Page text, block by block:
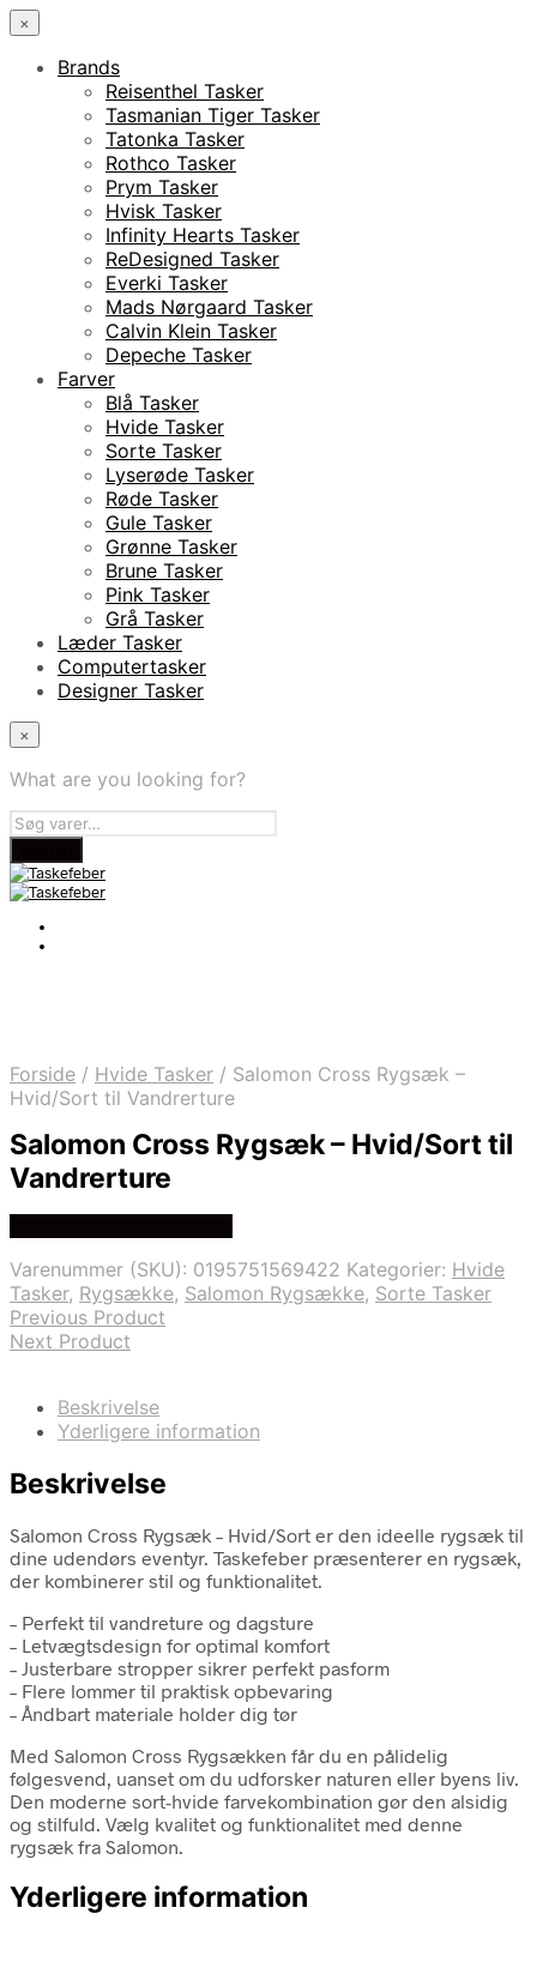
×
Brands
Reisenthel Tasker
Tasmanian Tiger Tasker
Tatonka Tasker
Rothco Tasker
Prym Tasker
Hvisk Tasker
Infinity Hearts Tasker
ReDesigned Tasker
Everki Tasker
Mads Nørgaard Tasker
Calvin Klein Tasker
Depeche Tasker
Farver
Blå Tasker
Hvide Tasker
Sorte Tasker
Lyserøde Tasker
Røde Tasker
Gule Tasker
Grønne Tasker
Brune Tasker
Pink Tasker
Grå Tasker
Læder Tasker
Computertasker
Designer Tasker
×
What are you looking for?
Forside / Hvide Tasker / Salomon Cross Rygsæk –
Hvid/Sort til Vandrerture
Salomon Cross Rygsæk – Hvid/Sort til
Vandrerture
Varenummer (SKU): 0195751569422 Kategorier: Hvide
Tasker, Rygsække, Salomon Rygsække, Sorte Tasker
Previous Product
Next Product
Beskrivelse
Yderligere information
Beskrivelse
Salomon Cross Rygsæk – Hvid/Sort er den ideelle rygsæk til
dine udendørs eventyr. Taskefeber præsenterer en rygsæk,
der kombinerer stil og funktionalitet.
– Perfekt til vandreture og dagsture
– Letvægtsdesign for optimal komfort
– Justerbare stropper sikrer perfekt pasform
– Flere lommer til praktisk opbevaring
– Åndbart materiale holder dig tør
Med Salomon Cross Rygsækken får du en pålidelig
følgesvend, uanset om du udforsker naturen eller byens liv.
Den moderne sort-hvide farvekombination gør den alsidig
og stilfuld. Vælg kvalitet og funktionalitet med denne
rygsæk fra Salomon.
Yderligere information